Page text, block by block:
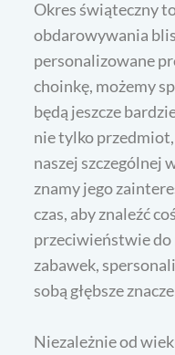
Okres świąteczny
obdarowywania
personalizowane
choinkę, możemy
będą jeszcze
nie tylko
naszej szczególnej
znamy jego
czas, aby znaleźć
przeciwieństwie
zabawek,
sobą głębsze
Niezależnie od